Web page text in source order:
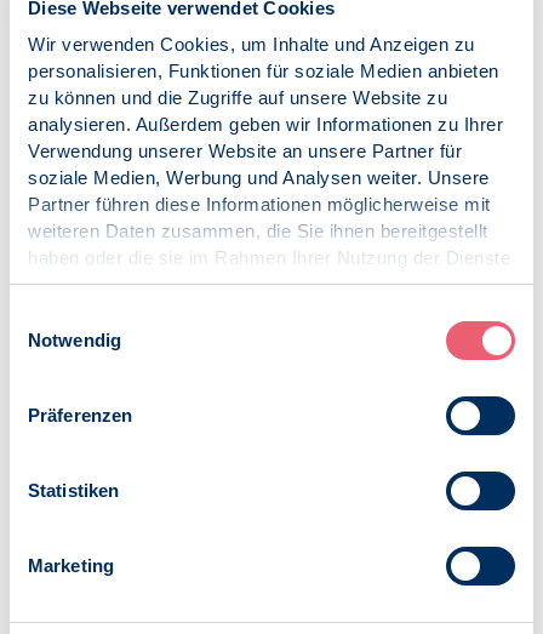
Diese Webseite verwendet Cookies
Wir verwenden Cookies, um Inhalte und Anzeigen zu
personalisieren, Funktionen für soziale Medien anbieten
zu können und die Zugriffe auf unsere Website zu
analysieren. Außerdem geben wir Informationen zu Ihrer
Verwendung unserer Website an unsere Partner für
soziale Medien, Werbung und Analysen weiter. Unsere
Partner führen diese Informationen möglicherweise mit
weiteren Daten zusammen, die Sie ihnen bereitgestellt
haben oder die sie im Rahmen Ihrer Nutzung der Dienste
gesammelt haben.
Notwendig
Präferenzen
Statistiken
Marketing
Wohlergehen der Menschheit
Verteilungsgerechtigkeit
Ökologische Nachhaltigkeit
Um die destruktiven Kreisläufe zu unterbrechen, welche
die Menschen auf ihrem Planeten geschaffen haben,
braucht es rechtliche Veränderungen, Reformierung von
Wirtschaft und Unternehmen sowie eine Unterstützung
aller Menschen, damit sie gesunde Entscheidungen treffen
können.
Psychologen e.V. (BDP) plant vor diesem Hintergrund
eine Klima-Dekade, um „Klima und Psychologie“ als
Schwerpunktthema zu behandeln. Dafür wurde 2021
eine Arbeitsgruppe „Klima und Psychologie“ gegründet,
gemeinsam mit weiteren BDP-Psychologinnen und -
Psychologen arbeiten an diesem Themenkomplex.
Ansprechpartnerin: Julia Scharnhorst, Vorsitzende der